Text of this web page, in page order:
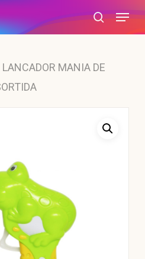
search
Menu
LANCADOR MANIA DE